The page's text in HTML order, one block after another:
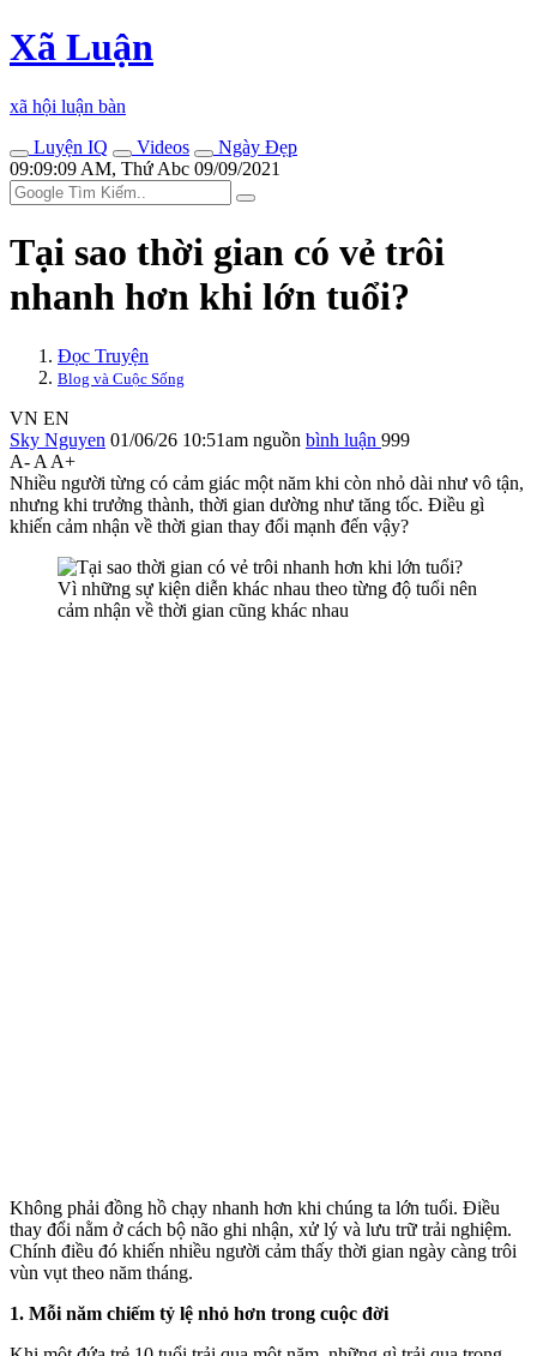
Xã Luận
xã hội luận bàn
Luyện IQ
Videos
Ngày Đẹp
09:09:09 AM, Thứ Abc 09/09/2021
Tại sao thời gian có vẻ trôi
nhanh hơn khi lớn tuổi?
Đọc Truyện
Blog và Cuộc Sống
VN EN
Sky Nguyen 01/06/26 10:51am nguồn bình luận 999
A- A A+
Nhiều người từng có cảm giác một năm khi còn nhỏ dài như vô tận,
nhưng khi trưởng thành, thời gian dường như tăng tốc. Điều gì
khiến cảm nhận về thời gian thay đổi mạnh đến vậy?
Vì những sự kiện diễn khác nhau theo từng độ tuổi nên
cảm nhận về thời gian cũng khác nhau
Không phải đồng hồ chạy nhanh hơn khi chúng ta lớn tuổi. Điều
thay đổi nằm ở cách bộ não ghi nhận, xử lý và lưu trữ trải nghiệm.
Chính điều đó khiến nhiều người cảm thấy thời gian ngày càng trôi
vùn vụt theo năm tháng.
1. Mỗi năm chiếm tỷ lệ nhỏ hơn trong cuộc đời